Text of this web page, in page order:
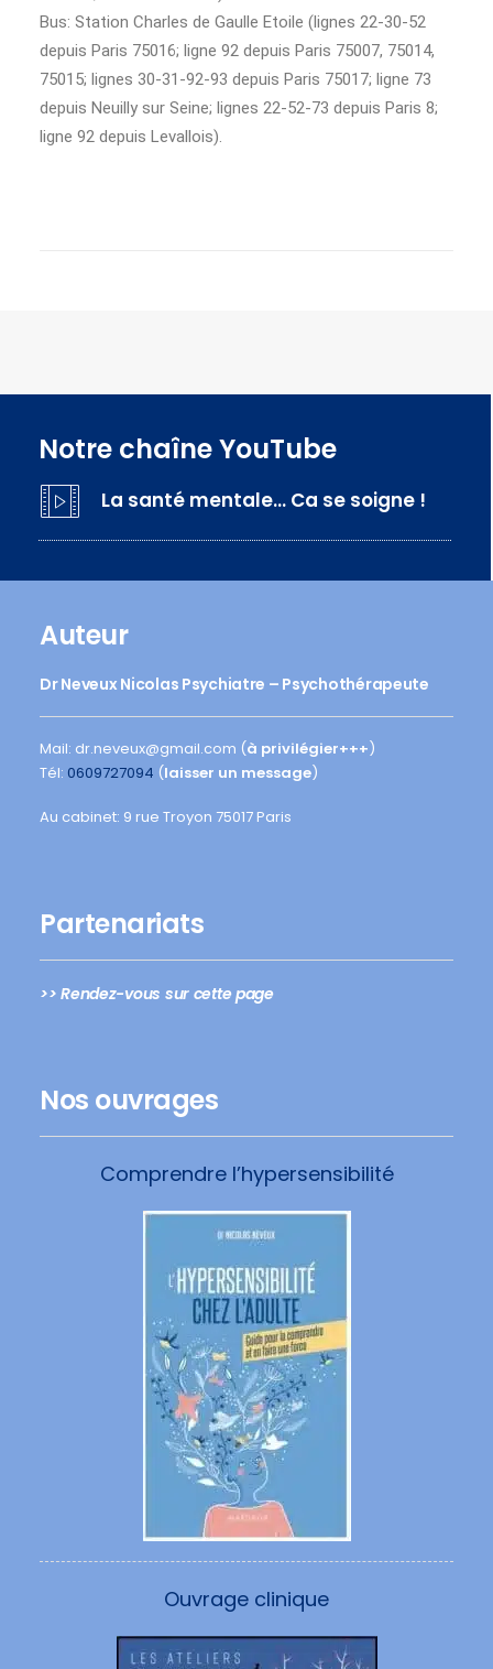
Bus: Station Charles de Gaulle Etoile (lignes 22-30-52
depuis Paris 75016; ligne 92 depuis Paris 75007, 75014,
75015; lignes 30-31-92-93 depuis Paris 75017; ligne 73
depuis Neuilly sur Seine; lignes 22-52-73 depuis Paris 8;
ligne 92 depuis Levallois).
Notre chaîne YouTube
La santé mentale… Ca se soigne !
Auteur
Dr Neveux Nicolas Psychiatre – Psychothérapeute
Mail: dr.neveux@gmail.com (à privilégier+++)
Tél: 0609727094 (laisser un message)
Au cabinet: 9 rue Troyon 75017 Paris
Partenariats
>> Rendez-vous sur cette page
Nos ouvrages
Comprendre l’hypersensibilité
Ouvrage clinique